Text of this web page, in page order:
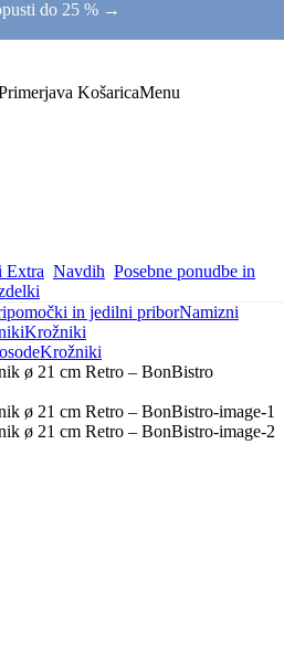
do 25 % →
KošaricaMenu
Extra Navdih Posebne ponudbe in
in jedilni priborNamizni
Krožniki
Krožniki